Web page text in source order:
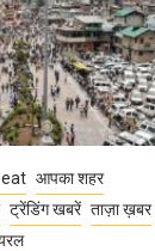
आपका शहर
ट्रेंडिंग खबरें ताज़ा ख़बर